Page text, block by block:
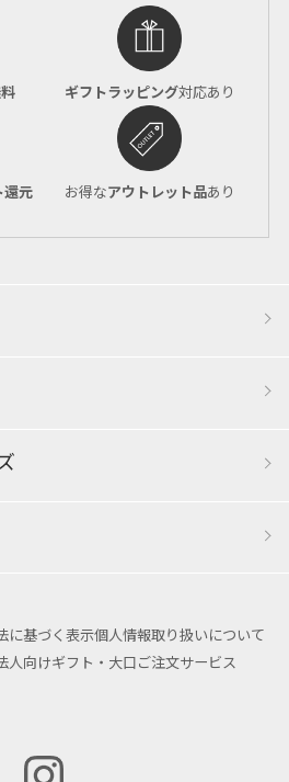
ギフトラッピング対応あり
還元 お得なアウトレット品あり
に基づく表示個人情報取り扱いについて
人向けギフト・大口ご注文サービス